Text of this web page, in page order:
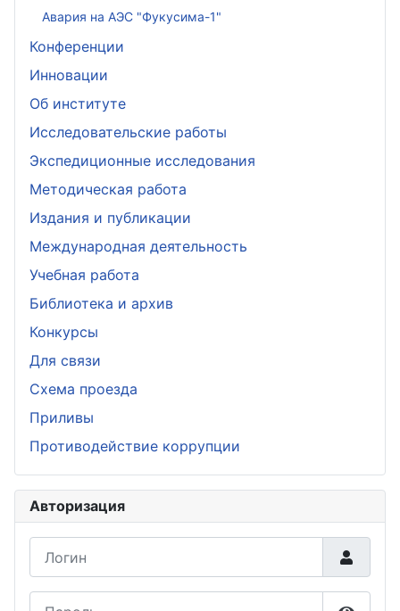
Авария на АЭС "Фукусима-1"
Конференции
Инновации
Об институте
Исследовательские работы
Экспедиционные исследования
Методическая работа
Издания и публикации
Международная деятельность
Учебная работа
Библиотека и архив
Конкурсы
Для связи
Схема проезда
Приливы
Противодействие коррупции
Авторизация